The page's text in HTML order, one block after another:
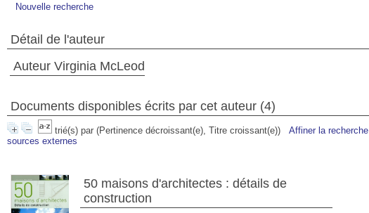
Nouvelle recherche
Détail de l'auteur
Auteur Virginia McLeod
Documents disponibles écrits par cet auteur (4)
trié(s) par (Pertinence décroissant(e), Titre croissant(e)) Affiner la recherche
sources externes
50 maisons d'architectes : détails de
construction